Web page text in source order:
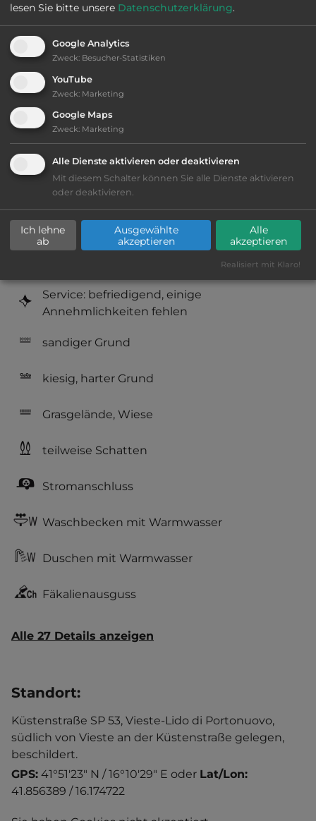
Ausstattung:
bis 35,- Euro
Klassifizierung: befriedigend
Lage: schön
Platzeinrichtung: befriedigend
Geräuschkulisse: überwiegend ruhig
Service: befriedigend, einige
Annehmlichkeiten fehlen
sandiger Grund
kiesig, harter Grund
Grasgelände, Wiese
teilweise Schatten
Stromanschluss
Waschbecken mit Warmwasser
Duschen mit Warmwasser
Fäkalienausguss
Alle 27 Details anzeigen
Standort:
Küstenstraße SP 53, Vieste-Lido di Portonuovo,
südlich von Vieste an der Küstenstraße gelegen,
beschildert.
GPS: 41°51'23" N / 16°10'29" E oder Lat/Lon:
41.856389 / 16.174722
lesen Sie bitte unsere Datenschutzerklärung.
Google Analytics
Zweck: Besucher-Statistiken
YouTube
Zweck: Marketing
Google Maps
Zweck: Marketing
Alle Dienste aktivieren oder deaktivieren
Mit diesem Schalter können Sie alle Dienste aktivieren
oder deaktivieren.
Ich lehne
ab
Ausgewählte
akzeptieren
Alle
akzeptieren
Realisiert mit Klaro!